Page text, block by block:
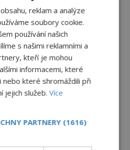
v obležení UFO?
3.5TIS
australským městem
záhadná světla
4.7.2026 3.4TIS
z Andahuaylillas: Čí
lebkou?
reklam a analýze
soubory cookie.
používání našich
s našimi reklamními a
kteří je mohou
informacemi, které
které shromáždili při
jejich služeb.Více
PARTNERY (1616)